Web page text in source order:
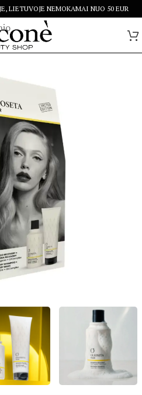
LIETUVOJE NEMOKAMAI NUO 50 EUR